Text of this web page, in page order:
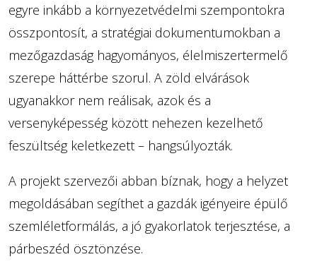
egyre inkább a környezetvédelmi szempontokra
összpontosít, a stratégiai dokumentumokban a
mezőgazdaság hagyományos, élelmiszertermelő
szerepe háttérbe szorul. A zöld elvárások
ugyanakkor nem reálisak, azok és a
versenyképesség között nehezen kezelhető
feszültség keletkezett – hangsúlyozták.
A projekt szervezői abban bíznak, hogy a helyzet
megoldásában segíthet a gazdák igényeire épülő
szemléletformálás, a jó gyakorlatok terjesztése, a
párbeszéd ösztönzése.